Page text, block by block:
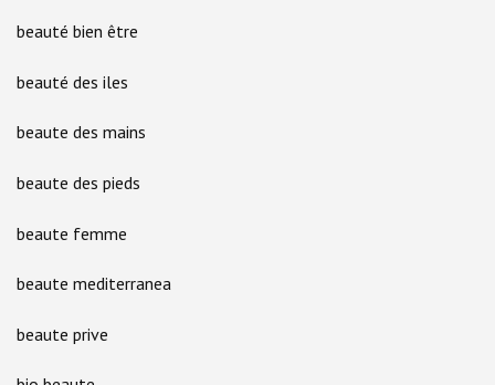
beauté bien être
beauté des iles
beaute des mains
beaute des pieds
beaute femme
beaute mediterranea
beaute prive